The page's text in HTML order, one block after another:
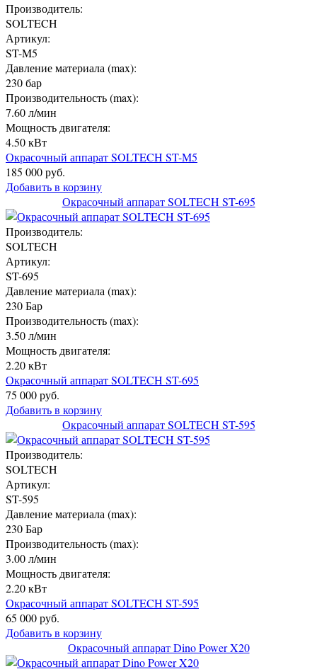
Производитель:
SOLTECH
Артикул:
ST-M5
Давление материала (max):
230 бар
Производительность (max):
7.60 л/мин
Мощность двигателя:
4.50 кВт
Окрасочный аппарат SOLTECH ST-M5
185 000 руб.
Добавить в корзину
Окрасочный аппарат SOLTECH ST-695
Производитель:
SOLTECH
Артикул:
ST-695
Давление материала (max):
230 Бар
Производительность (max):
3.50 л/мин
Мощность двигателя:
2.20 кВт
Окрасочный аппарат SOLTECH ST-695
75 000 руб.
Добавить в корзину
Окрасочный аппарат SOLTECH ST-595
Производитель:
SOLTECH
Артикул:
ST-595
Давление материала (max):
230 Бар
Производительность (max):
3.00 л/мин
Мощность двигателя:
2.20 кВт
Окрасочный аппарат SOLTECH ST-595
65 000 руб.
Добавить в корзину
Окрасочный аппарат Dino Power X20